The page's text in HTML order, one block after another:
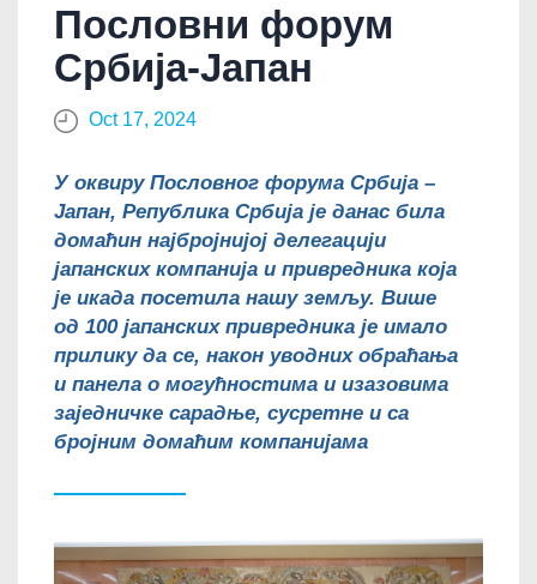
Пословни форум
Србија-Јапан
Oct 17, 2024
У оквиру Пословног форума Србија –
Јапан, Република Србија је данас била
домаћин најбројнијој делегацији
јапанских компанија и привредника која
је икада посетила нашу земљу. Више
од 100 јапанских привредника је имало
прилику да се, након уводних обраћања
и панела о могућностима и изазовима
заједничке сарадње, сусретне и са
бројним домаћим компанијама